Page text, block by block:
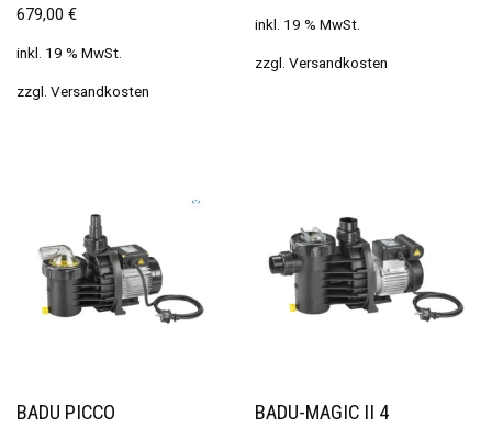
679,00 €
inkl. 19 % MwSt.
zzgl. Versandkosten
inkl. 19 % MwSt.
zzgl.Versandkosten
BADU PICCO
BADU-MAGIC II 4